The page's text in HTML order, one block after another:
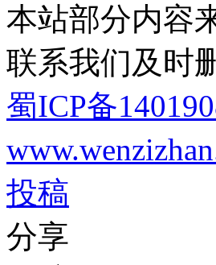
本站部分内容
联系我们及时
蜀ICP备
投稿
分享